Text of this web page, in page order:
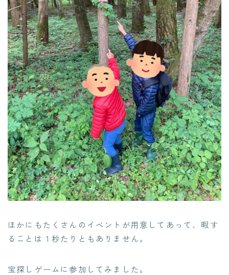
ほかにもたくさんのイベントが用意してあって、暇す
ることは１秒たりともありません。
宝探しゲームに参加してみました。